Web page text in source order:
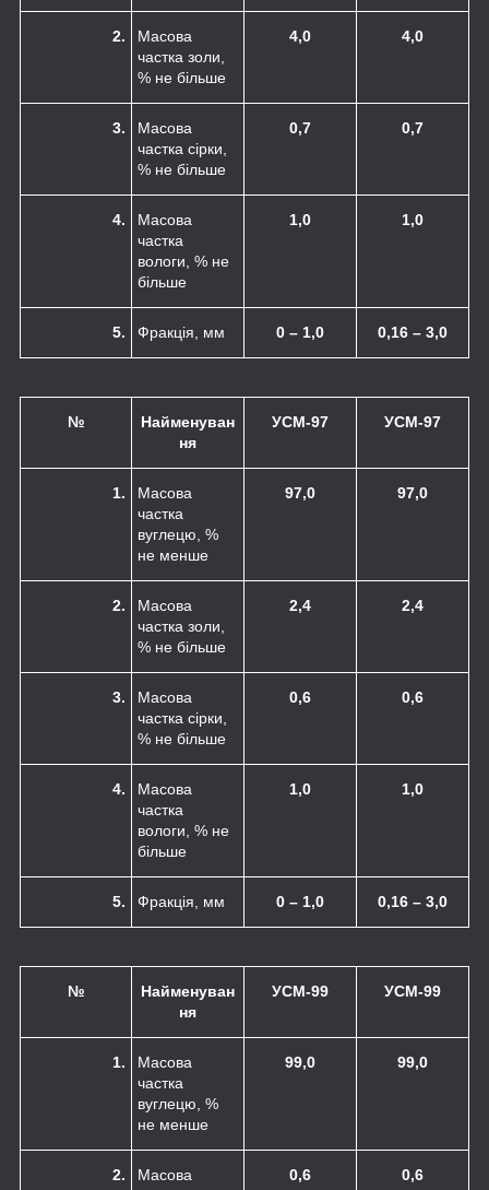
2.
Масова
частка золи,
% не більше
4,0 4,0
3.
Масова
частка сірки,
% не більше
0,7 0,7
4.
Масова
частка
вологи, % не
більше
1,0 1,0
5. Фракція, мм 0 – 1,0 0,16 – 3,0
№
Найменуван
ня
УСМ-97 УСМ-97
1.
Масова
частка
вуглецю, %
не менше
97,0 97,0
2.
Масова
частка золи,
% не більше
2,4 2,4
3.
Масова
частка сірки,
% не більше
0,6 0,6
4.
Масова
частка
вологи, % не
більше
1,0 1,0
5. Фракція, мм 0 – 1,0 0,16 – 3,0
№
Найменуван
ня
УСМ-99 УСМ-99
1.
Масова
частка
вуглецю, %
не менше
99,0 99,0
2.
Масова
0,6 0,6